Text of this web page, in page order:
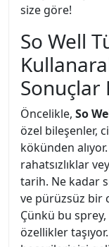
size göre!
So Well
Sonuçlar
Öncelikle, So
özel bileşenler,
kökünden
rahatsızlıklar
tarih. Ne kadar
ve pürüzsüz bir
Çünkü bu
özellikler